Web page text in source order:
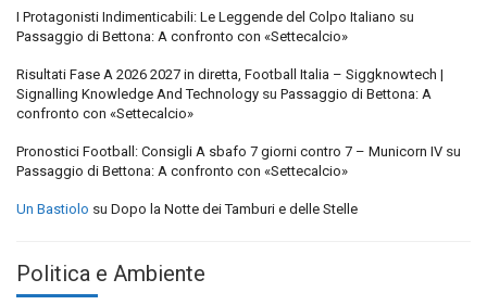
I Protagonisti Indimenticabili: Le Leggende del Colpo Italiano su
Passaggio di Bettona: A confronto con «Settecalcio»
Risultati Fase A 2026 2027 in diretta, Football Italia – Siggknowtech |
Signalling Knowledge And Technology su Passaggio di Bettona: A
confronto con «Settecalcio»
Pronostici Football: Consigli A sbafo 7 giorni contro 7 – Municorn IV su
Passaggio di Bettona: A confronto con «Settecalcio»
Un Bastiolo su Dopo la Notte dei Tamburi e delle Stelle
Politica e Ambiente